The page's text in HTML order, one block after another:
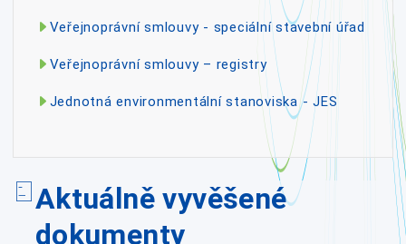
Veřejnoprávní smlouvy - speciální stavební úřad
Veřejnoprávní smlouvy – registry
Jednotná environmentální stanoviska - JES
Aktuálně vyvěšené
dokumenty